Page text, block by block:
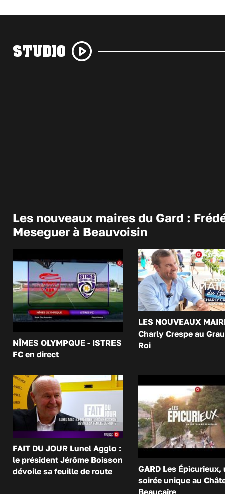
STUDIO
Les nouveaux maires du Gard :
Meseguer à Beauvoisin
NÎMES OLYMPQUE - ISTRES
FC en direct
LES NOUVEAUX
Charly Crespe au
Roi
FAIT DU JOUR Lunel Agglo :
le président Jérôme Boisson
dévoile sa feuille de route
GARD Les Épicurieux,
soirée unique au
Beaucaire